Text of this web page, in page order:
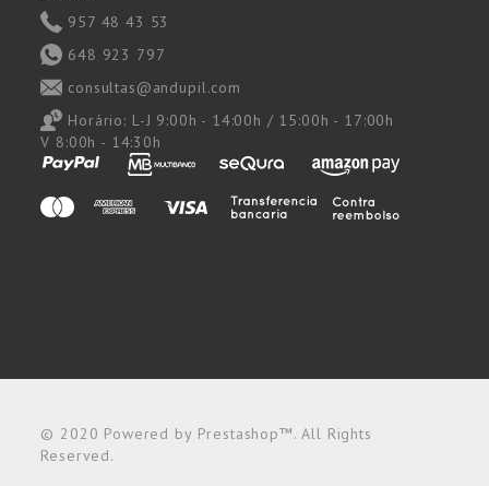
957 48 43 53
648 923 797
consultas@andupil.com
Horário: L-J 9:00h - 14:00h / 15:00h - 17:00h
V 8:00h - 14:30h
© 2020 Powered by Prestashop™. All Rights
Reserved.